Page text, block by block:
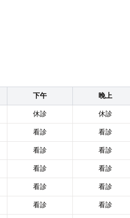
下午
晚上
休診
休診
看診
看診
看診
看診
看診
看診
看診
看診
看診
看診